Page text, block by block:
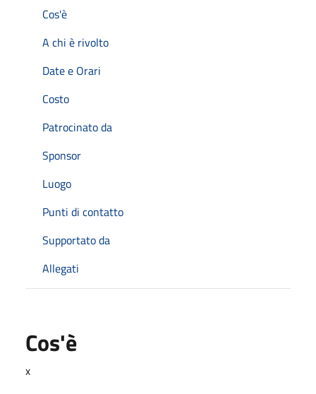
Cos'è
A chi è rivolto
Date e Orari
Costo
Patrocinato da
Sponsor
Luogo
Punti di contatto
Supportato da
Allegati
Cos'è
x